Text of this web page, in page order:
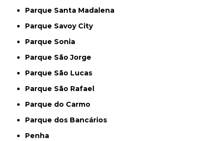
Parque Santa Madalena
Parque Savoy City
Parque Sonia
Parque São Jorge
Parque São Lucas
Parque São Rafael
Parque do Carmo
Parque dos Bancários
Penha